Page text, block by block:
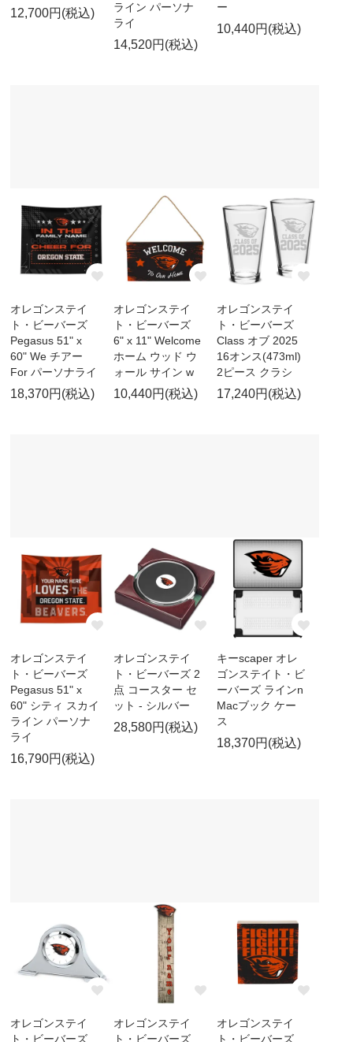
12,700円(税込)
ライン パーソナ
ライ
14,520円(税込)
ー
10,440円(税込)
オレゴンステイ
ト・ビーバーズ
Pegasus 51" x
60" We チアー
For パーソナライ
18,370円(税込)
オレゴンステイ
ト・ビーバーズ
6" x 11" Welcome
ホーム ウッド ウ
ォール サイン w
10,440円(税込)
オレゴンステイ
ト・ビーバーズ
Class オブ 2025
16オンス(473ml)
2ピース クラシ
17,240円(税込)
オレゴンステイ
ト・ビーバーズ
Pegasus 51" x
60" シティ スカイ
ライン パーソナ
ライ
16,790円(税込)
オレゴンステイ
ト・ビーバーズ 2
点 コースター セ
ット - シルバー
28,580円(税込)
キーscaper オレ
ゴンステイト・ビ
ーバーズ ラインn
Macブック ケー
ス
18,370円(税込)
オレゴンステイ
ト・ビーバーズ
オレゴンステイ
ト・ビーバーズ
オレゴンステイ
ト・ビーバーズ